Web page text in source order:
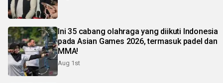
Ini 35 cabang olahraga yang diikuti Indonesia
pada Asian Games 2026, termasuk padel dan
MMA!
Aug 1st